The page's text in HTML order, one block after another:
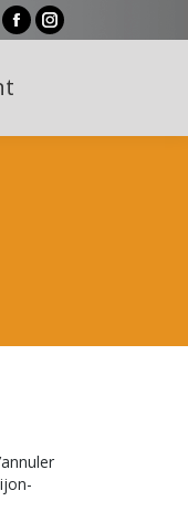
FacebookInstagram